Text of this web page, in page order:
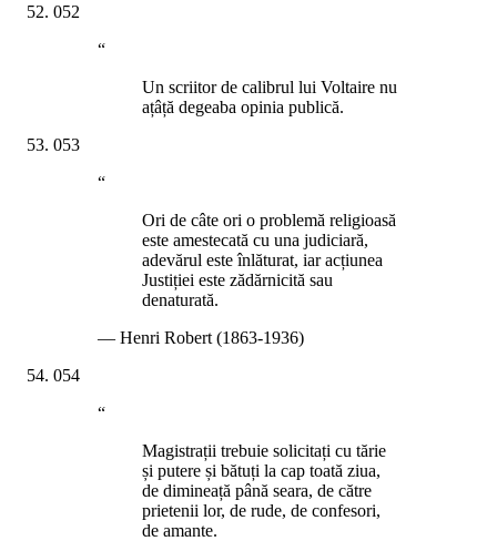
052
“
Un scriitor de calibrul lui Voltaire nu
ațâță degeaba opinia publică.
053
“
Ori de câte ori o problemă religioasă
este amestecată cu una judiciară,
adevărul este înlăturat, iar acțiunea
Justiției este zădărnicită sau
denaturată.
— Henri Robert (1863-1936)
054
“
Magistrații trebuie solicitați cu tărie
și putere și bătuți la cap toată ziua,
de dimineață până seara, de către
prietenii lor, de rude, de confesori,
de amante.